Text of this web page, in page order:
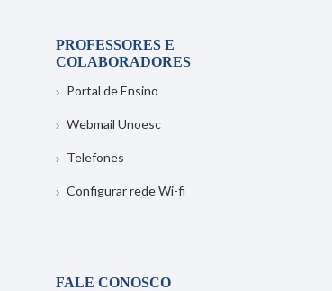
PROFESSORES E
COLABORADORES
Portal de Ensino
Webmail Unoesc
Telefones
Configurar rede Wi-fi
FALE CONOSCO